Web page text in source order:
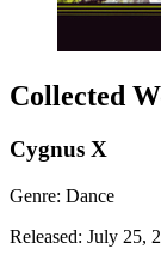
Collected
Cygnus X
Genre: Dance
Released: July 25,